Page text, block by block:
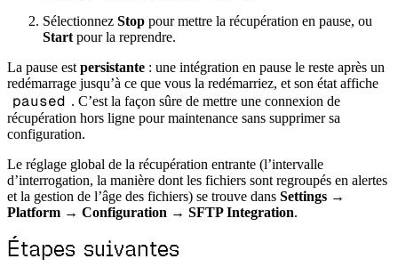
Sélectionnez Stop pour mettre la récupération en pause, ou
Start pour la reprendre.
La pause est persistante : une intégration en pause le reste après un
redémarrage jusqu’à ce que vous la redémarriez, et son état affiche
paused . C’est la façon sûre de mettre une connexion de
récupération hors ligne pour maintenance sans supprimer sa
configuration.
Le réglage global de la récupération entrante (l’intervalle
d’interrogation, la manière dont les fichiers sont regroupés en alertes
et la gestion de l’âge des fichiers) se trouve dans Settings →
Platform → Configuration → SFTP Integration.
Étapes suivantes